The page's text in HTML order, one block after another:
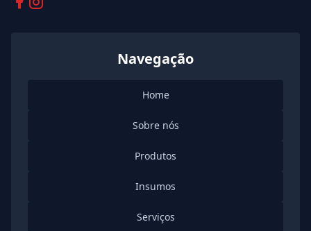
Navegação
Home
Sobre nós
Produtos
Insumos
Serviços